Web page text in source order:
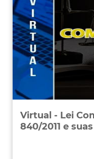
Virtual - Lei
840/2011 e